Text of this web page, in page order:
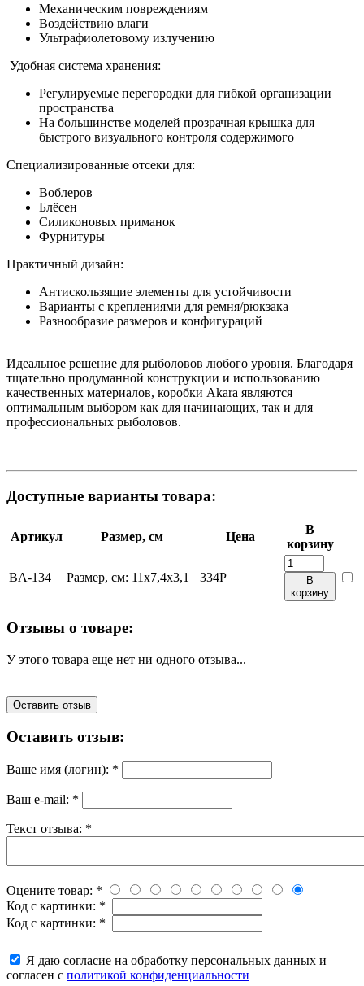
Механическим повреждениям
Воздействию влаги
Ультрафиолетовому излучению
Удобная система хранения:
Регулируемые перегородки для гибкой организации
пространства
На большинстве моделей прозрачная крышка для
быстрого визуального контроля содержимого
Специализированные отсеки для:
Воблеров
Блёсен
Силиконовых приманок
Фурнитуры
Практичный дизайн:
Антискользящие элементы для устойчивости
Варианты с креплениями для ремня/рюкзака
Разнообразие размеров и конфигураций
Идеальное решение для рыболовов любого уровня. Благодаря
тщательно продуманной конструкции и использованию
качественных материалов, коробки Akara являются
оптимальным выбором как для начинающих, так и для
профессиональных рыболовов.
Доступные варианты товара:
Артикул Размер, см Цена
В
корзину
BA-134 Размер, см: 11х7,4х3,1 334Р
В
корзину
Отзывы о товаре:
У этого товара еще нет ни одного отзыва...
Оставить отзыв
Оставить отзыв:
Ваше имя (логин): *
Ваш e-mail: *
Текст отзыва: *
Оцените товар: *
Код с картинки: *
Код с картинки: *
Я даю согласие на обработку персональных данных и
согласен с политикой конфиденциальности